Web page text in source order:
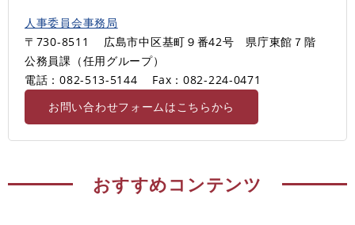
人事委員会事務局
〒730-8511
広島市中区基町９番42号 県庁東館７階
公務員課（任用グループ）
電話：082-513-5144
Fax：082-224-0471
お問い合わせフォームはこちらから
おすすめコンテンツ